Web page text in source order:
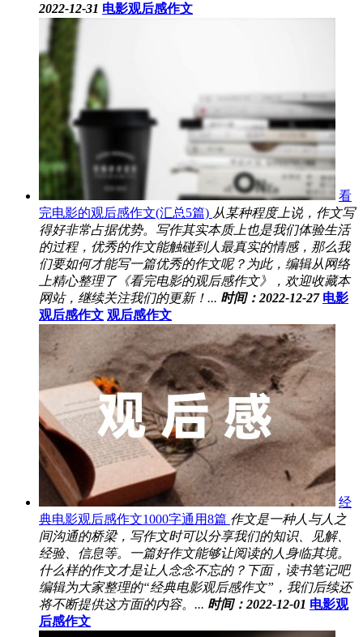
2022-12-31 电影观后感作文
看
完电影的观后感作文(汇总5篇) 从某种程度上说，作文写
得好非常占据优势。写作其实本质上也是我们体验生活
的过程，优秀的作文能触碰到人最真实的情感，那么我
们要如何才能写一篇优秀的作文呢？为此，编辑从网络
上精心整理了《看完电影的观后感作文》，欢迎收藏本
网站，继续关注我们的更新！... 时间：2022-12-27 电影
观后感作文 观后感作文
经
典电影观后感作文1000字通用8篇 作文是一种人与人之
间沟通的桥梁，写作文时可以分享我们的知识、见解、
经验、信息等。一篇好作文能够让阅读的人身临其境。
什么样的作文才是让人念念不忘的？下面，读书笔记吧
编辑为大家整理的“经典电影观后感作文”，我们后续还
将不断提供这方面的内容。... 时间：2022-12-01 电影观
后感作文